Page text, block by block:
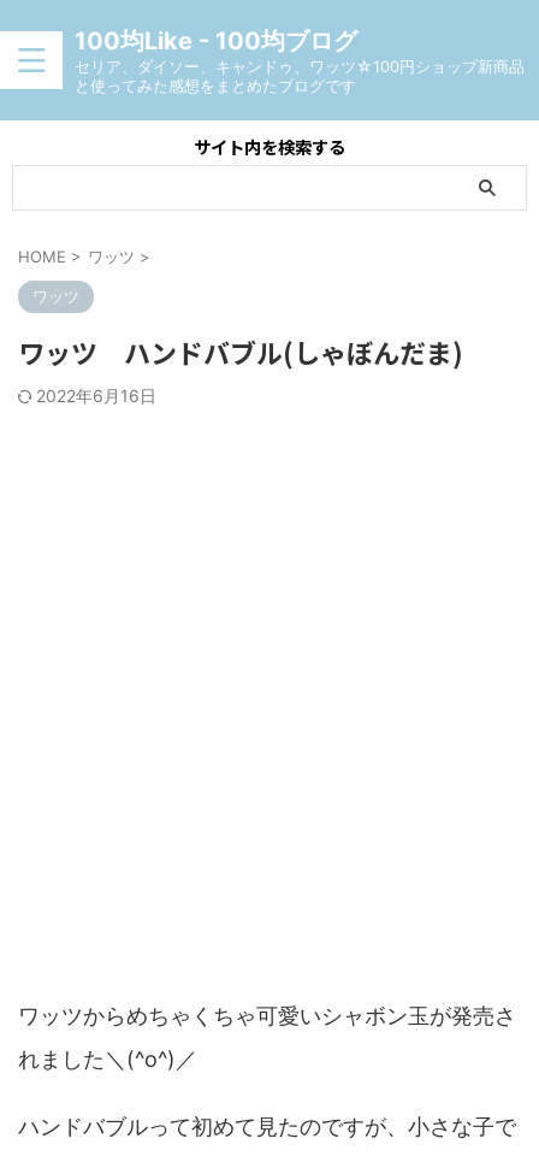
100均Like - 100均ブログ
セリア、ダイソー、キャンドゥ、ワッツ☆100円ショップ新商品
と使ってみた感想をまとめたブログです
サイト内を検索する
HOME > ワッツ >
ワッツ
ワッツ ハンドバブル(しゃぼんだま)
2022年6月16日
ワッツからめちゃくちゃ可愛いシャボン玉が発売さ
れました＼(^o^)／
ハンドバブルって初めて見たのですが、小さな子で